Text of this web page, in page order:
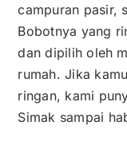
campuran pasir,
Bobotnya yang
dan dipilih oleh
rumah. Jika
ringan, kami
Simak sampai